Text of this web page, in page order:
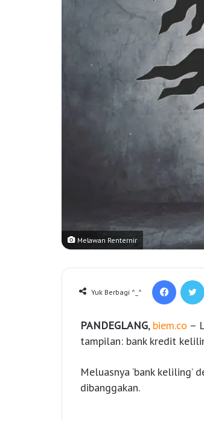
Melawan Renternir
Yuk Berbagi ^_^
PANDEGLANG, biem.co –
tampilan: bank kredit
Meluasnya ‘bank keliling’
dibanggakan.